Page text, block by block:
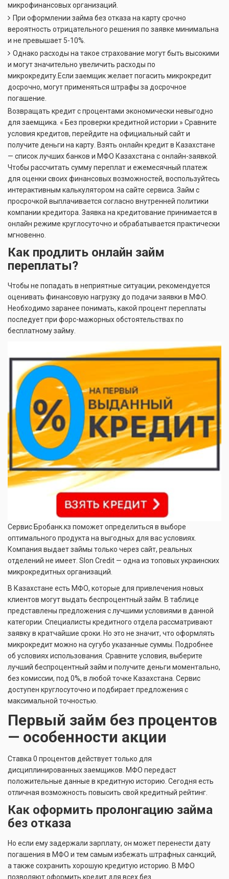
микрофинансовых организаций.
При оформлении займа без отказа на карту срочно
вероятность отрицательного решения по заявке минимальна
и не превышает 5-10%.
Однако расходы на такое страхование могут быть высокими
и могут значительно увеличить расходы по
микрокредиту.Если заемщик желает погасить микрокредит
досрочно, могут применяться штрафы за досрочное
погашение.
Возвращать кредит с процентами экономически невыгодно
для заемщика. « Без проверки кредитной истории » Сравните
условия кредитов, перейдите на официальный сайт и
получите деньги на карту. Взять онлайн кредит в Казахстане
— список лучших банков и МФО Казахстана с онлайн-заявкой.
Чтобы рассчитать сумму переплат и ежемесячный платеж
для оценки своих финансовых возможностей, воспользуйтесь
интерактивным калькулятором на сайте сервиса. Займ с
просрочкой выплачивается согласно внутренней политики
компании кредитора. Заявка на кредитование принимается в
онлайн режиме круглосуточно и обрабатывается практически
мгновенно.
Как продлить онлайн займ
переплаты?
Чтобы не попадать в неприятные ситуации, рекомендуется
оценивать финансовую нагрузку до подачи заявки в МФО.
Необходимо заранее понимать, какой процент переплаты
последует при форс-мажорных обстоятельствах по
бесплатному займу.
Сервис Бробанк.кз поможет определиться в выборе
оптимального продукта на выгодных для вас условиях.
Компания выдает займы только через сайт, реальных
отделений не имеет. Slon Credit — одна из топовых украинских
микрокредитных организаций.
В Казахстане есть МФО, которые для привлечения новых
клиентов могут выдать беспроцентный займ. В таблице
представлены предложения с лучшими условиями в данной
категории. Специалисты кредитного отдела рассматривают
заявку в кратчайшие сроки. Но это не значит, что оформлять
микрокредит можно на сугубо указанные суммы. Подробнее
об условиях использования. Сравните условия, выберите
лучший беспроцентный займ и получите деньги моментально,
без комиссии, под 0%, в любой точке Казахстана. Сервис
доступен круглосуточно и подбирает предложения с
максимальной точностью.
Первый займ без процентов
— особенности акции
Ставка 0 процентов действует только для
дисциплинированных заемщиков. МФО передаст
положительные данные в кредитную историю. Сегодня есть
отличная возможность повысить свой кредитный рейтинг.
Как оформить пролонгацию займа
без отказа
Но если ему задержали зарплату, он может перенести дату
погашения в МФО и тем самым избежать штрафных санкций,
а также сохранить хорошую кредитую историю. В МФО
позволяют оформить кредит для всех без